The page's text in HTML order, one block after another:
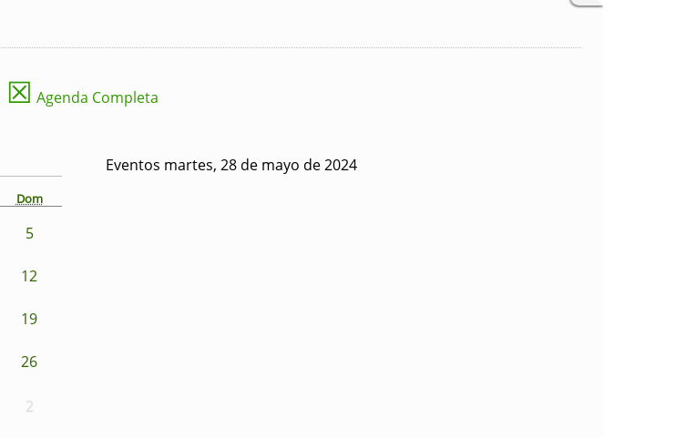
☒ Agenda Completa
Dom
5
12
19
26
2
Eventos martes, 28 de mayo de 2024